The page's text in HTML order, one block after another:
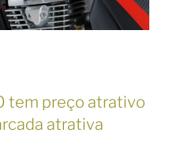
tem preço atrativo
atrativa